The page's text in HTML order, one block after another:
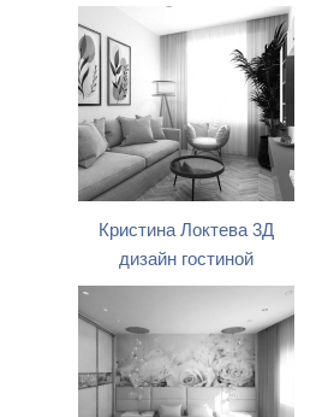
Кристина Локтева 3Д
дизайн гостиной